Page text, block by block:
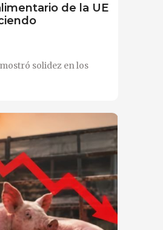
de la UE
solidez en los